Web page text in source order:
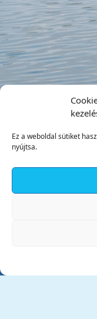
Ez a weboldal sütiket
nyújtsa.
Tata